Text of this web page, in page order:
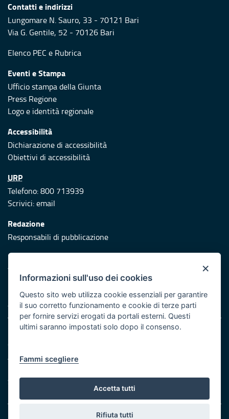
Contatti e indirizzi
Lungomare N. Sauro, 33 - 70121 Bari
Via G. Gentile, 52 - 70126 Bari
Elenco PEC e Rubrica
Eventi e Stampa
Ufficio stampa della Giunta
Press Regione
Logo e identità regionale
Accessibilità
Dichiarazione di accessibilità
Obiettivi di accessibilità
URP
Telefono: 800 713939
Scrivici:email
Redazione
Responsabili di pubblicazione
Protezione civile
Vai al sito di Protezione Civile Puglia
Iniziativa finanziata con risorse del POR Puglia 2014/2020 -
Asse XI
Note legali
Cookie e privacy
Atti di notifica
Servizi Intranet
×
Informazioni sull'uso dei cookies
Questo sito web utilizza cookie essenziali per garantire
il suo corretto funzionamento e cookie di terze parti
per fornire servizi erogati da portali esterni. Questi
ultimi saranno impostati solo dopo il consenso.
Fammi scegliere
Accetta tutti
Rifiuta tutti